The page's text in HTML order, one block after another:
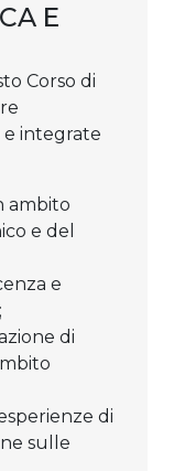
E
Corso di
integrate
ambito
e del
e
di
di
sulle